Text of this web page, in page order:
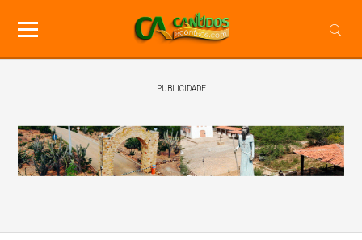
PUBLICIDADE